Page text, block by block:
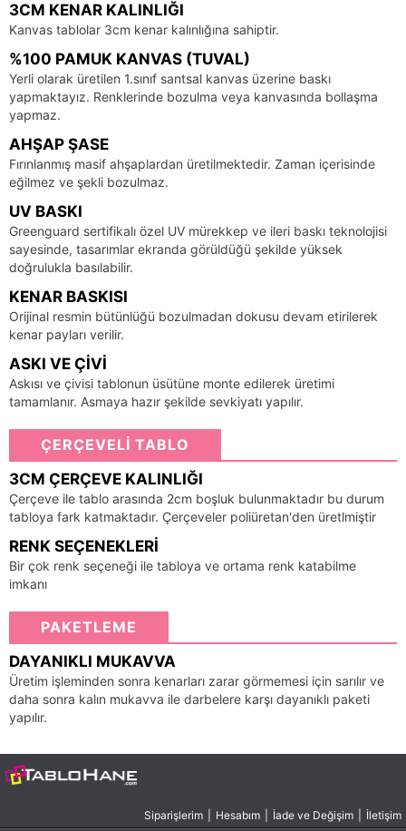
3CM KENAR KALINLIĞI
Kanvas tablolar 3cm kenar kalınlığına sahiptir.
%100 PAMUK KANVAS (TUVAL)
Yerli olarak üretilen 1.sınıf santsal kanvas üzerine baskı
yapmaktayız. Renklerinde bozulma veya kanvasında bollaşma
yapmaz.
AHŞAP ŞASE
Fırınlanmış masif ahşaplardan üretilmektedir. Zaman içerisinde
eğilmez ve şekli bozulmaz.
UV BASKI
Greenguard sertifikalı özel UV mürekkep ve ileri baskı teknolojisi
sayesinde, tasarımlar ekranda görüldüğü şekilde yüksek
doğrulukla basılabilir.
KENAR BASKISI
Orijinal resmin bütünlüğü bozulmadan dokusu devam etirilerek
kenar payları verilir.
ASKI VE ÇIVI
Askısı ve çivisi tablonun üsütüne monte edilerek üretimi
tamamlanır. Asmaya hazır şekilde sevkiyatı yapılır.
ÇERÇEVELİ TABLO
3CM ÇERÇEVE KALINLIĞI
Çerçeve ile tablo arasında 2cm boşluk bulunmaktadır bu durum
tabloya fark katmaktadır. Çerçeveler poliüretan'den üretlmiştir
RENK SEÇENEKLERI
Bir çok renk seçeneği ile tabloya ve ortama renk katabilme
imkanı
PAKETLEME
DAYANIKLI MUKAVVA
Üretim işleminden sonra kenarları zarar görmemesi için sarılır ve
daha sonra kalın mukavva ile darbelere karşı dayanıklı paketi
yapılır.
Siparişlerim Hesabım İade ve Değişim İletişim